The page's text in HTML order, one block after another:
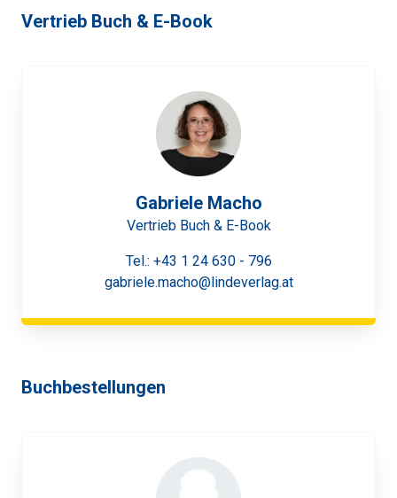
Vertrieb Buch & E-Book
Gabriele Macho
Vertrieb Buch & E-Book
Tel.: +43 1 24 630 - 796
gabriele.macho@lindeverlag.at
Buchbestellungen